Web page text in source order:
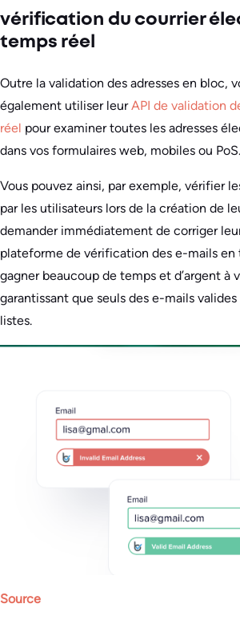
vérification du courrier
temps réel
Outre la validation des adresses en bloc,
également utiliser leurAPI de validation
réel pour examiner toutes les adresses
dans vos formulaires web, mobiles ou PoS.
Vous pouvez ainsi, par exemple, vérifier
par les utilisateurs lors de la création de
demander immédiatement de corriger
plateforme de vérification des e-mails
gagner beaucoup de temps et d’argent à
garantissant que seuls des e-mails
listes.
Source